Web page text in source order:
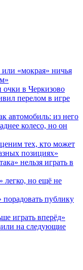
или «мокрая» ничья
в Черкизово
перелом в игре
автомобиль: из него
колесо, но он
тех, кто может
позициях»
нельзя играть в
легко, но ещё не
публику
играть вперёд»
на следующие